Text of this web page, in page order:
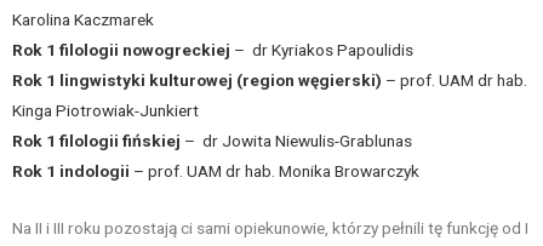
Karolina Kaczmarek
Rok 1 filologii nowogreckiej – dr Kyriakos Papoulidis
Rok 1 lingwistyki kulturowej (region węgierski) – prof. UAM dr hab.
Kinga Piotrowiak-Junkiert
Rok 1 filologii fińskiej – dr Jowita Niewulis-Grablunas
Rok 1 indologii – prof. UAM dr hab. Monika Browarczyk
Na II i III roku pozostają ci sami opiekunowie, którzy pełnili tę funkcję od I